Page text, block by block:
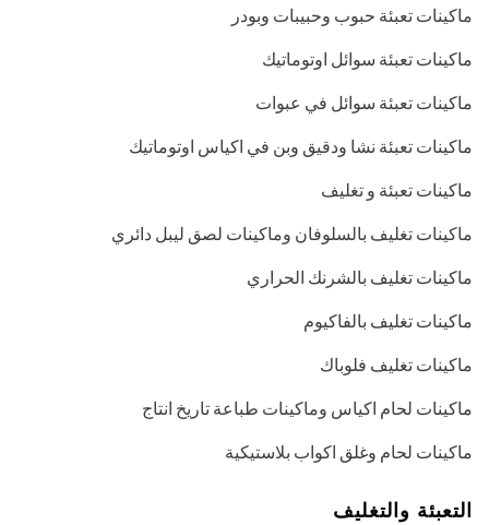
ماكينات تعبئة حبوب وحبيبات وبودر
ماكينات تعبئة سوائل اوتوماتيك
ماكينات تعبئة سوائل في عبوات
ماكينات تعبئة نشا ودقيق وبن في اكياس اوتوماتيك
ماكينات تعبئة و تغليف
ماكينات تغليف بالسلوفان وماكينات لصق ليبل دائري
ماكينات تغليف بالشرنك الحراري
ماكينات تغليف بالفاكيوم
ماكينات تغليف فلوباك
ماكينات لحام اكياس وماكينات طباعة تاريخ انتاج
ماكينات لحام وغلق اكواب بلاستيكية
التعبئة والتغليف